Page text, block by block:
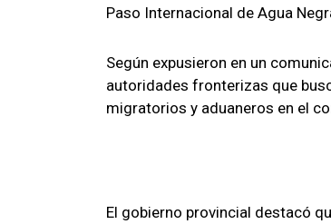
Paso Internacional de Agua
Según expusieron en un
autoridades fronterizas que
migratorios y aduaneros en el
El gobierno provincial destacó